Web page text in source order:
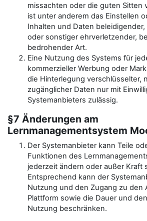
missachten oder die guten Sitten
ist unter anderem das Einstellen
Inhalten und Daten
oder sonstiger ehrverletzender,
bedrohender Art.
Eine Nutzung des Systems für
kommerzieller Werbung oder
die Hinterlegung verschlüsselter,
zugänglicher Daten nur mit
Systemanbieters zulässig.
§7 Änderungen am
Lernmanagementsystem
Der Systemanbieter kann Teile
Funktionen des
jederzeit ändern oder außer Kraft
Entsprechend kann der
Nutzung und den Zugang zu den
Plattform sowie die Dauer und
Nutzung beschränken.